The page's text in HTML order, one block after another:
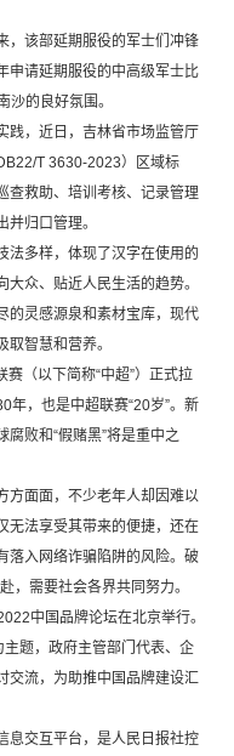
该部延期服役的军士们冲锋
申请延期服役的中高级军士比
的良好氛围。
，近日，吉林省市场监管厅
T 3630-2023）区域标
查救助、培训考核、记录管理
归口管理。
多样，体现了汉字在使用的
众、贴近人民生活的趋势。
的灵感源泉和素材宝库，现代
智慧和营养。
（以下简称“中超”）正式拉
年，也是中超联赛“20岁”。新
败和“假赌黑”将是重中之
面面，不少老年人却因难以
无法享受其带来的便捷，还在
落入网络诈骗陷阱的风险。破
，需要社会各界共同努力。
中国品牌论坛在北京举行。
主题，政府主管部门代表、企
交流，为助推中国品牌建设汇
交互平台，是人民日报社控